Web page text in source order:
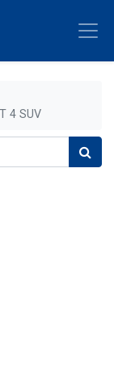
4 SUV